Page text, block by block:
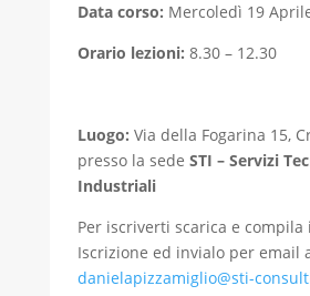
Data corso: Mercoledì 19
Orario lezioni: 8.30 – 12.30
Luogo: Via della Fogarina 15,
presso la sede STI – Servizi
Industriali
Per iscriverti scarica e
Iscrizione ed invialo per email
danielapizzamiglio@sti-